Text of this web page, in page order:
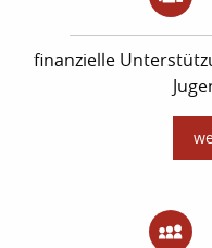
finanzielle